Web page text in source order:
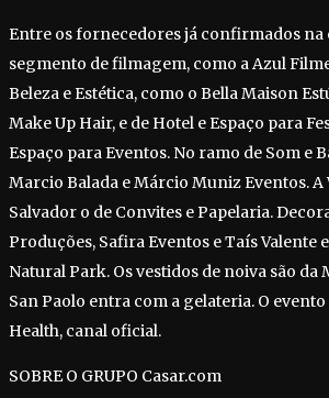
Entre os fornecedores já confirmados na
segmento de filmagem, como a Azul
Beleza e Estética, como o Bella Maison
Make Up Hair, e de Hotel e Espaço para
Espaço para Eventos. No ramo de Som e
Marcio Balada e Márcio Muniz Eventos.
Salvador o de Convites e Papelaria.
Produções, Safira Eventos e Taís Valente
Natural Park. Os vestidos de noiva são da
San Paolo entra com a gelateria. O
Health, canal oficial.
SOBRE O GRUPO Casar.com